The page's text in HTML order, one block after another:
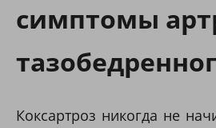
симптомы
Коксартроз никогда не